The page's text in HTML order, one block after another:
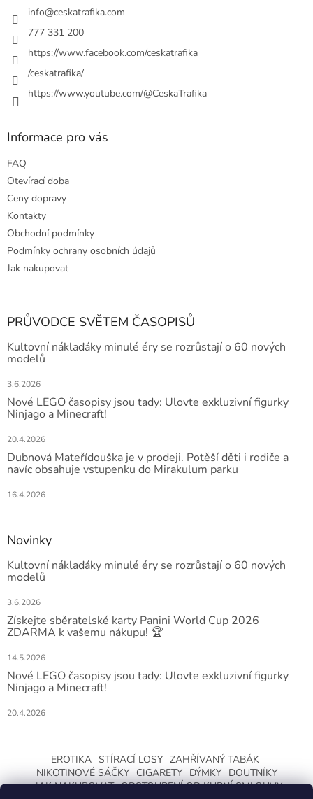
info@ceskatrafika.com
777 331 200
https://www.facebook.com/ceskatrafika
/ceskatrafika/
https://www.youtube.com/@CeskaTrafika
Informace pro vás
FAQ
Otevírací doba
Ceny dopravy
Kontakty
Obchodní podmínky
Podmínky ochrany osobních údajů
Jak nakupovat
PRŮVODCE SVĚTEM ČASOPISŮ
Kultovní náklaďáky minulé éry se rozrůstají o 60 nových
modelů
3.6.2026
Nové LEGO časopisy jsou tady: Ulovte exkluzivní figurky
Ninjago a Minecraft!
20.4.2026
Dubnová Mateřídouška je v prodeji. Potěší děti i rodiče a
navíc obsahuje vstupenku do Mirakulum parku
16.4.2026
Novinky
Kultovní náklaďáky minulé éry se rozrůstají o 60 nových
modelů
3.6.2026
Získejte sběratelské karty Panini World Cup 2026
ZDARMA k vašemu nákupu! 🏆
14.5.2026
Nové LEGO časopisy jsou tady: Ulovte exkluzivní figurky
Ninjago a Minecraft!
20.4.2026
EROTIKA STÍRACÍ LOSY ZAHŘÍVANÝ TABÁK
NIKOTINOVÉ SÁČKY CIGARETY DÝMKY
DOUTNÍKY
JAK NAKUPOVAT ODSTOUPENÍ OD KUPNÍ SMLOUVY